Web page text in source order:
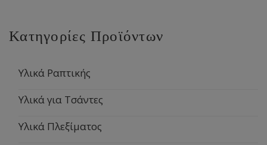
Κατηγορίες Προϊόντων
Υλικά Ραπτικής
Υλικά για Τσάντες
Υλικά Πλεξίματος